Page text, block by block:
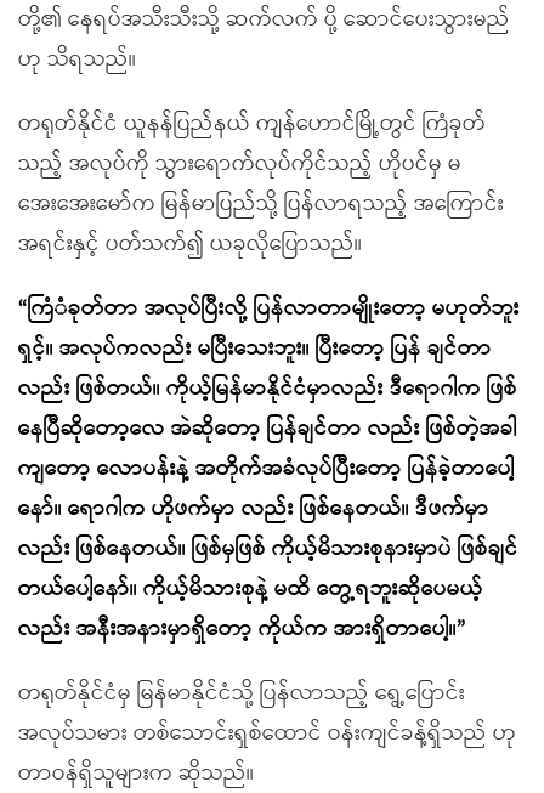
တို့၏ နေရပ်အသီးသီးသို့ ဆက်လက် ပို့ ဆောင်ပေးသွားမည်
ဟု သိရသည်။
တရုတ်နိုင်ငံ ယူနန်ပြည်နယ် ကျန်ဟောင်မြို့တွင် ကြံခုတ်
သည့် အလုပ်ကို သွားရောက်လုပ်ကိုင်သည့် ဟိုပင်မှ မ
အေးအေးမော်က မြန်မာပြည်သို့ ပြန်လာရသည့် အကြောင်း
အရင်းနှင့် ပတ်သက်၍ ယခုလိုပြောသည်။
“ကြံံခုတ်တာ အလုပ်ပြီးလို့ ပြန်လာတာမျိုးတော့ မဟုတ်ဘူး
ရှင့်။ အလုပ်ကလည်း မပြီးသေးဘူး။ ပြီးတော့ ပြန် ချင်တာ
လည်း ဖြစ်တယ်။ ကိုယ့်မြန်မာနိုင်ငံမှာလည်း ဒီရောဂါက ဖြစ်
နေပြီဆိုတော့လေ အဲဆိုတော့ ပြန်ချင်တာ လည်း ဖြစ်တဲ့အခါ
ကျတော့ လောပန်းနဲ့ အတိုက်အခံလုပ်ပြီးတော့ ပြန်ခဲ့တာပေါ့
နော်။ ရောဂါက ဟိုဖက်မှာ လည်း ဖြစ်နေတယ်။ ဒီဖက်မှာ
လည်း ဖြစ်နေတယ်။ ဖြစ်မှဖြစ် ကိုယ့်မိသားစုနားမှာပဲ ဖြစ်ချင်
တယ်ပေါ့နော်။ ကိုယ့်မိသားစုနဲ့ မထိ တွေ့ရဘူးဆိုပေမယ့်
လည်း အနီးအနားမှာရှိတော့ ကိုယ်က အားရှိတာပေါ့။”
တရုတ်နိုင်ငံမှ မြန်မာနိုင်ငံသို့ ပြန်လာသည့် ရွေ့ပြောင်း
အလုပ်သမား တစ်သောင်းရှစ်ထောင် ဝန်းကျင်ခန့်ရှိသည် ဟု
တာဝန်ရှိသူများက ဆိုသည်။